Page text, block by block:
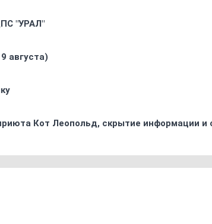
"УРАЛ"
августа)
Кот Леопольд, скрытиe информации и